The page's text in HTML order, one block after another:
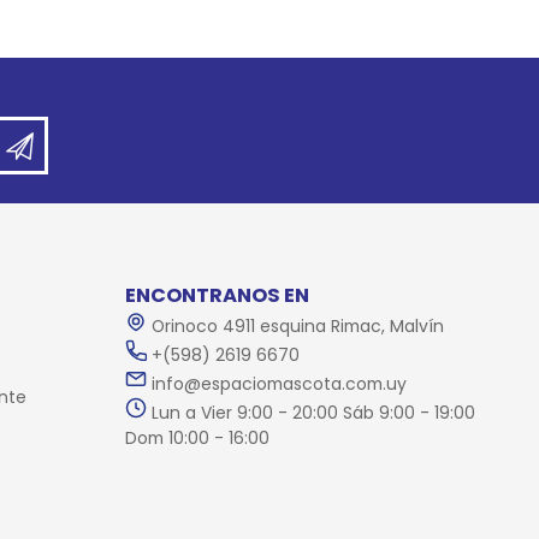
ENCONTRANOS EN
Orinoco 4911 esquina Rimac, Malvín
+(598) 2619 6670
info@espaciomascota.com.uy
Lun a Vier 9:00 - 20:00 Sáb 9:00 - 19:00
Dom 10:00 - 16:00